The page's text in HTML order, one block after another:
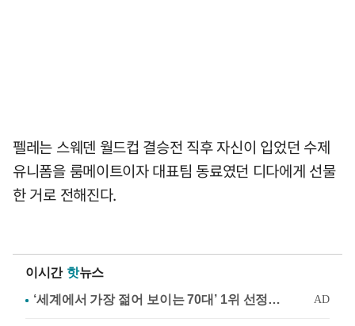
펠레는 스웨덴 월드컵 결승전 직후 자신이 입었던 수제
유니폼을 룸메이트이자 대표팀 동료였던 디다에게 선물
한 거로 전해진다.
이시간 핫뉴스